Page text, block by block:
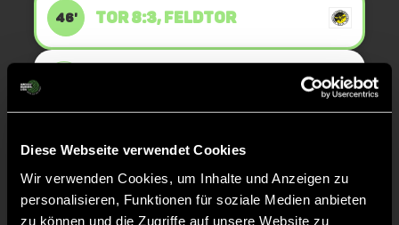
Diese Webseite verwendet Cookies
Wir verwenden Cookies, um Inhalte und Anzeigen zu
personalisieren, Funktionen für soziale Medien anbieten
zu können und die Zugriffe auf unsere Website zu
46' TOR 8:3, FELDTOR
Alexander Gabbe